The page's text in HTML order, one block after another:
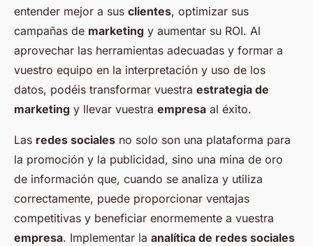
entender mejor a sus clientes, optimizar sus
campañas de marketing y aumentar su ROI. Al
aprovechar las herramientas adecuadas y formar a
vuestro equipo en la interpretación y uso de los
datos, podéis transformar vuestra estrategia de
marketing y llevar vuestra empresa al éxito.
Las redes sociales no solo son una plataforma para
la promoción y la publicidad, sino una mina de oro
de información que, cuando se analiza y utiliza
correctamente, puede proporcionar ventajas
competitivas y beneficiar enormemente a vuestra
empresa. Implementar la analítica de redes sociales